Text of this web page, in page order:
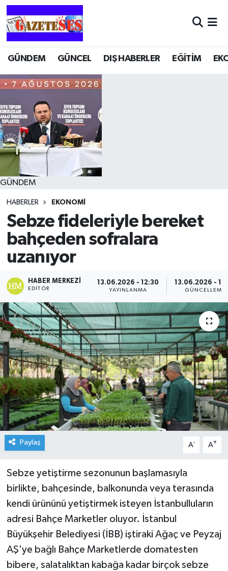
GÜNDEM GÜNCEL DIŞ HABERLER EĞİTİM
GÜNDEM
HABERLER EKONOMİ
Sebze fideleriyle bereket
bahçeden sofralara
uzanıyor
HABER MERKEZI
EDITÖR
13.06.2026 - 12:30
YAYINLANMA
13.06.2026 -
GÜNCELLEME
Paylaş A- A+
Sebze yetiştirme sezonunun başlamasıyla
birlikte, bahçesinde, balkonunda veya terasında
kendi ürününü yetiştirmek isteyen İstanbulluların
adresi Bahçe Marketler oluyor. İstanbul
Büyükşehir Belediyesi (İBB) iştiraki Ağaç ve Peyzaj
AŞ'ye bağlı Bahçe Marketlerde domatesten
bibere, salatalıktan kabağa kadar birçok sebze